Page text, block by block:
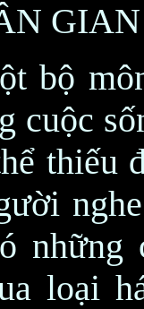
GIAN
bộ
cuộc
thiếu
loại